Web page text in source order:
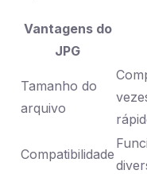
Vantagens do
JPG
Tamanho do
arquivo
Compatibilidade